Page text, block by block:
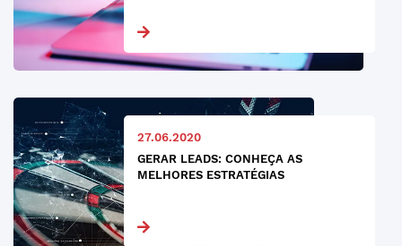
27.06.2020
GERAR LEADS: CONHEÇA AS
MELHORES ESTRATÉGIAS